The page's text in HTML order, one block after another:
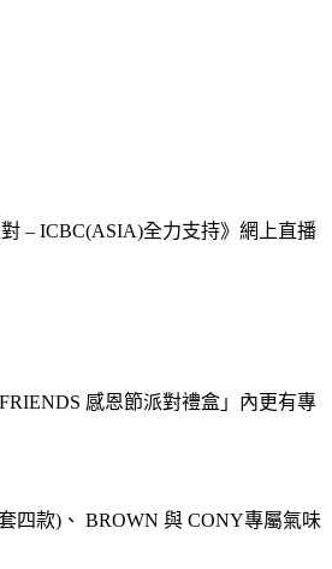
– ICBC(ASIA)全力支持》網上直播
感恩節派對禮盒」內更有專
四款)、 BROWN 與 CONY專屬氣味